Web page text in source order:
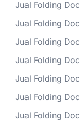
Jual Folding
Jual Folding
Jual Folding
Jual Folding
Jual Folding
Jual Folding
Jual Folding